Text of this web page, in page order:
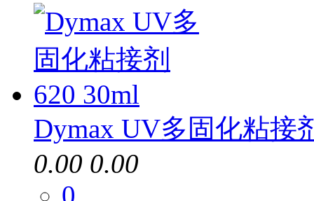
Dymax UV多固化粘接
0.00 0.00